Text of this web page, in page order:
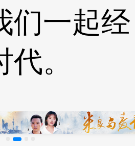
们一起经
。